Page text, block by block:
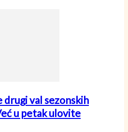
drugi val sezonskih
u petak ulovite